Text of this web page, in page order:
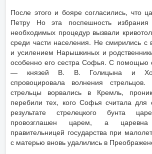
После этого и бояре согласились, что
Петру Но эта поспешность
необходимых процедур вызвали
среди части населения. Не смирились с
и усилением Нарышкиных и
особенно его сестра Софья. С помощью
— князей В. В. Голицына и
спровоцировала волнения
стрельцы ворвались в Кремль,
перебили тех, кого Софья считала
результате стрелецкого бунта
провозглашен царем, а
правительницей государства при
с матерью вновь удалились в